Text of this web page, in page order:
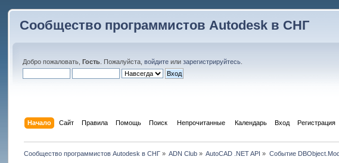
Сообщество программистов Autodesk в СНГ
Добро пожаловать,Гость . Пожалуйста,войдите илизарегистрируйтесь
Начало Сайт Правила Помощь Поиск Непрочитанные Календарь Вход Регистрация
Сообщество программистов Autodesk в СНГ» ADN Club » AutoCAD .NET API » Событие